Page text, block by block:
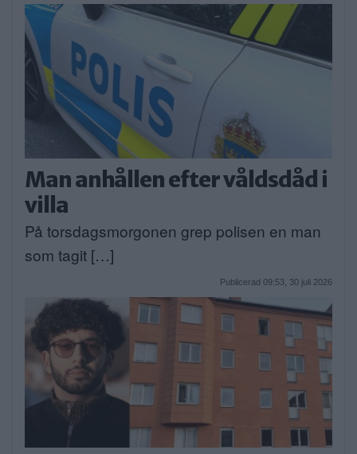
Man anhållen efter våldsdåd i
villa
På torsdagsmorgonen grep polisen en man
som tagit […]
Publicerad 09:53, 30 juli 2026